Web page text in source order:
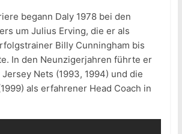
begann Daly 1978 bei den
um Julius Erving, die er als
Billy Cunningham bis
In den Neunzigerjahren führte er
Nets (1993, 1994) und die
als erfahrener Head Coach in